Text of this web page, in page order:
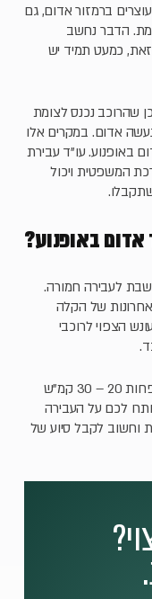
ברמזור אדום, גם
הדבר נחשב
זאת, כמעט תמיד יש
שהרוכב נכנס לצומת
אדום. במקרים אלו
באופנוע. עו"ד עבירת
המשפטית ויכול
באופנוע?
לעבירה חמורה.
של הקלה
הצפוי לרוכבי
כלל האצבע הבסיסי הוא, שאם אתה נוסע לפחות 20 – 30 קמ"ש
לכם על העבירה
וחשוב לקבל סיוע של